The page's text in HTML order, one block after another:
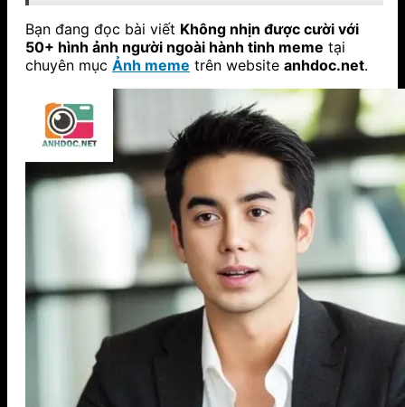
Bạn đang đọc bài viết Không nhịn được cười với
50+ hình ảnh người ngoài hành tinh meme tại
chuyên mục Ảnh meme trên website anhdoc.net.